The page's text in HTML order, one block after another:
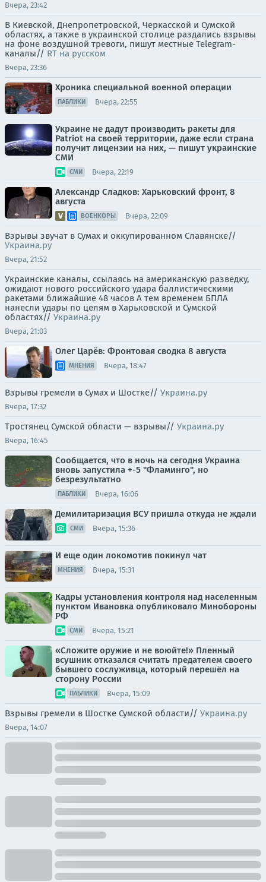
Вчера, 23:42
В Киевской, Днепропетровской, Черкасской и Сумской
областях, а также в украинской столице раздались взрывы
на фоне воздушной тревоги, пишут местные Telegram-
каналы// RT на русском
Вчера, 23:36
Хроника специальной военной операции
ПАБЛИКИ Вчера, 22:55
Украине не дадут производить ракеты для
Patriot на своей территории, даже если страна
получит лицензии на них, — пишут украинские
СМИ
СМИ Вчера, 22:19
Александр Сладков: Харьковский фронт, 8
августа
ВОЕНКОРЫ Вчера, 22:09
Взрывы звучат в Сумах и оккупированном Славянске//
Украина.ру
Вчера, 21:52
Украинские каналы, ссылаясь на американскую разведку,
ожидают нового российского удара баллистическими
ракетами ближайшие 48 часов А тем временем БПЛА
нанесли удары по целям в Харьковской и Сумской
областях// Украина.ру
Вчера, 21:03
Олег Царёв: Фронтовая сводка 8 августа
МНЕНИЯ Вчера, 18:47
Взрывы гремели в Сумах и Шостке// Украина.ру
Вчера, 17:32
Тростянец Сумской области — взрывы// Украина.ру
Вчера, 16:45
Сообщается, что в ночь на сегодня Украина
вновь запустила +-5 "Фламинго", но
безрезультатно
ПАБЛИКИ Вчера, 16:06
Демилитаризация ВСУ пришла откуда не ждали
СМИ Вчера, 15:36
И еще один локомотив покинул чат
МНЕНИЯ Вчера, 15:31
Кадры установления контроля над населенным
пунктом Ивановка опубликовало Минобороны
РФ
СМИ Вчера, 15:21
«Сложите оружие и не воюйте!» Пленный
всушник отказался считать предателем своего
бывшего сослуживца, который перешёл на
сторону России
ПАБЛИКИ Вчера, 15:09
Взрывы гремели в Шостке Сумской области// Украина.ру
Вчера, 14:07